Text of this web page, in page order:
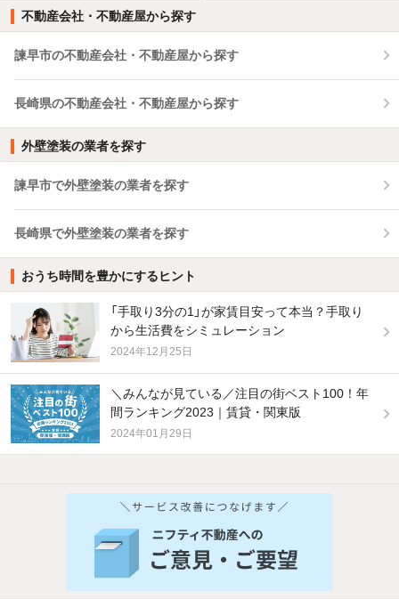
不動産会社・不動産屋から探す
諫早市の不動産会社・不動産屋から探す
長崎県の不動産会社・不動産屋から探す
外壁塗装の業者を探す
諫早市で外壁塗装の業者を探す
長崎県で外壁塗装の業者を探す
おうち時間を豊かにするヒント
「手取り3分の1」が家賃目安って本当？手取り
から生活費をシミュレーション
2024年12月25日
＼みんなが見ている／注目の街ベスト100！年
間ランキング2023｜賃貸・関東版
2024年01月29日
バス・トイレ別 2階以上